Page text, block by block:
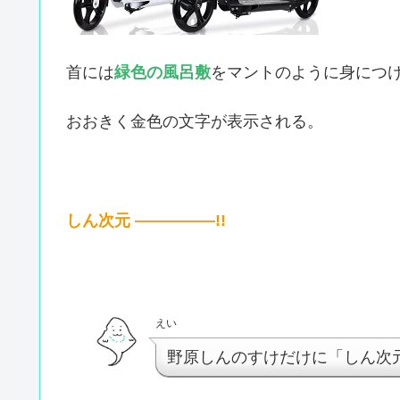
首には緑色の風呂敷をマントのように身につ
おおきく金色の文字が表示される。
しん次元 ―――――!!
えい
野原しんのすけだけに「しん次